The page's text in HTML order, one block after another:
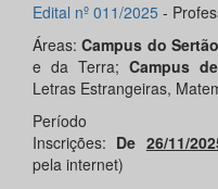
Edital nº 011/2025 -
Áreas:Campus do Sertão
e da Terra; Campus
Letras Estrangeiras,
Inscrições: De 26/11/
pela internet)